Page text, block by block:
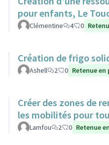
pour enfants, Le
Clémentine 4 0
Création de frigo
Ashell 2 0 Retenue
Créer des zones de
les mobilités pour
Lamfou 2 0 Retenue